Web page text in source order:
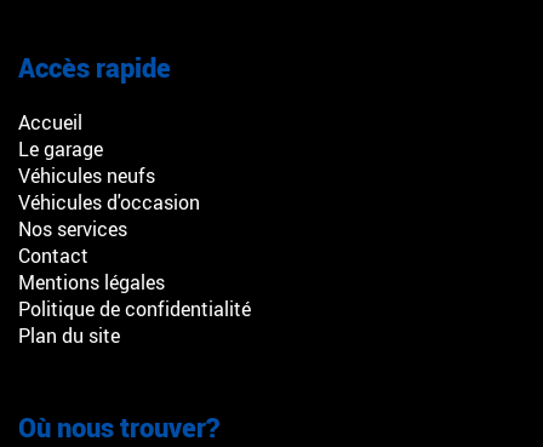
Accès rapide
Accueil
Le garage
Véhicules neufs
Véhicules d'occasion
Nos services
Contact
Mentions légales
Politique de confidentialité
Plan du site
Où nous trouver?